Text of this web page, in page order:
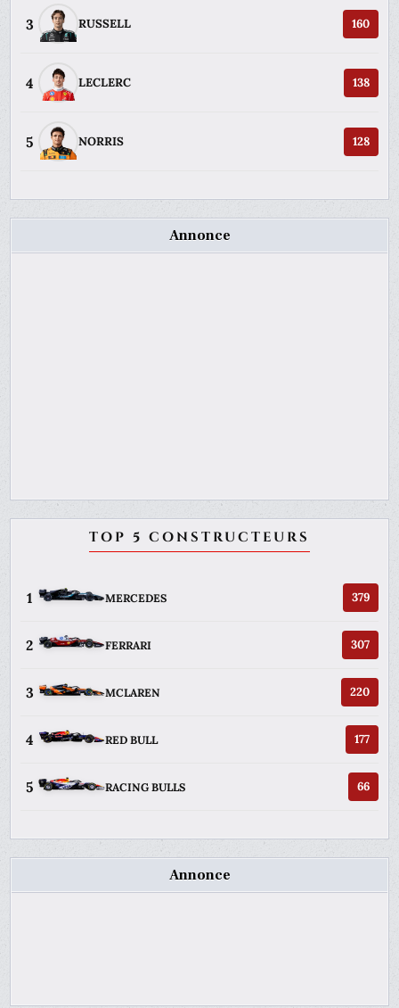
3 RUSSELL 160
4 LECLERC 138
5 NORRIS 128
Annonce
TOP 5 CONSTRUCTEURS
1 MERCEDES 379
2 FERRARI 307
3 MCLAREN 220
4 RED BULL 177
5 RACING BULLS 66
Annonce